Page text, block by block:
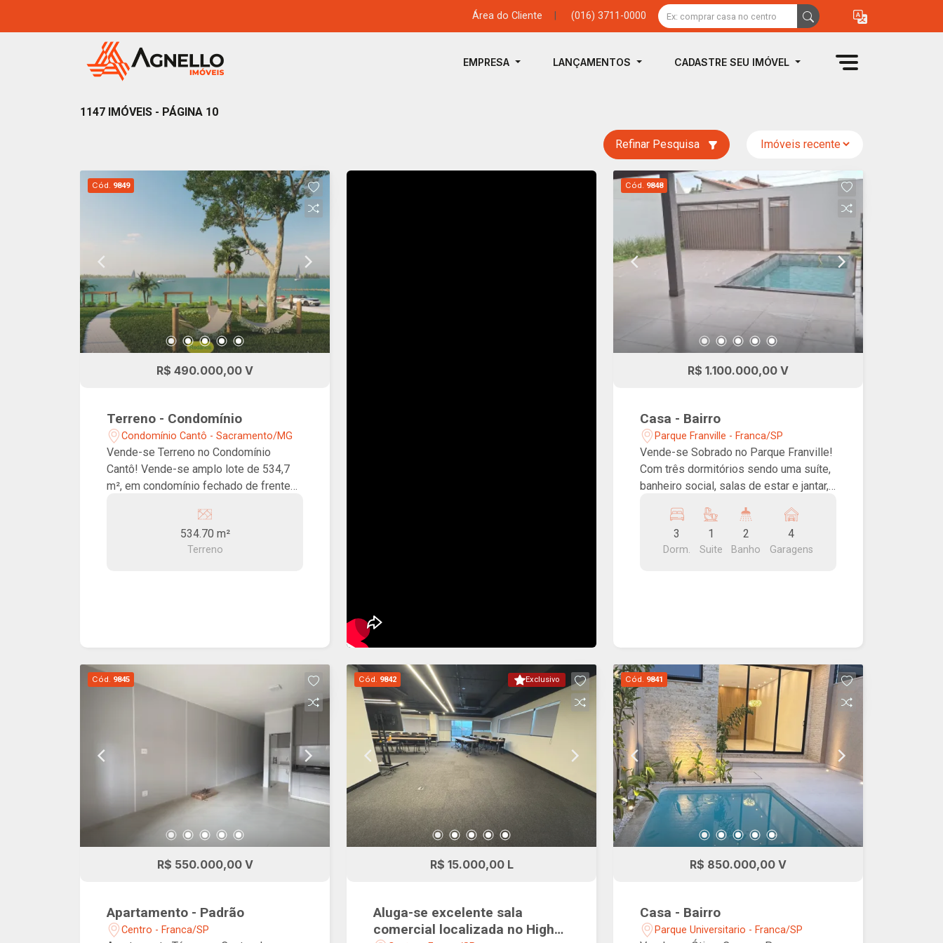
Área do Cliente (016) 3711-0000
EMPRESA LANÇAMENTOS CADASTRE SEU IMÓVEL
1147 IMÓVEIS - PÁGINA 10
Refinar Pesquisa
Cód. 9849
R$ 490.000,00 V
Terreno - Condomínio
Condomínio Cantô - Sacramento/MG
Vende-se Terreno no Condomínio
Cantô! Vende-se amplo lote de 534,7
m², em condomínio fechado de frente
privilegiado em meio a belezas
pergolado, pier exclusivo, playground,
534.70 m²
Terreno
Cód. 9848
R$ 1.100.000,00 V
Casa - Bairro
Parque Franville - Franca/SP
Vende-se Sobrado no Parque Franville!
Com três dormitórios sendo uma suíte,
banheiro social, salas de estar e jantar,
piscina e garagem.
3
Dorm.
1
Suite
2
Banho
4
Garagens
Cód. 9845
R$ 550.000,00 V
Apartamento - Padrão
Centro - Franca/SP
Exclusivo
Cód. 9842
R$ 15.000,00 L
Aluga-se excelente sala
comercial localizada no High
Cód. 9841
R$ 850.000,00 V
Casa - Bairro
Parque Universitario - Franca/SP